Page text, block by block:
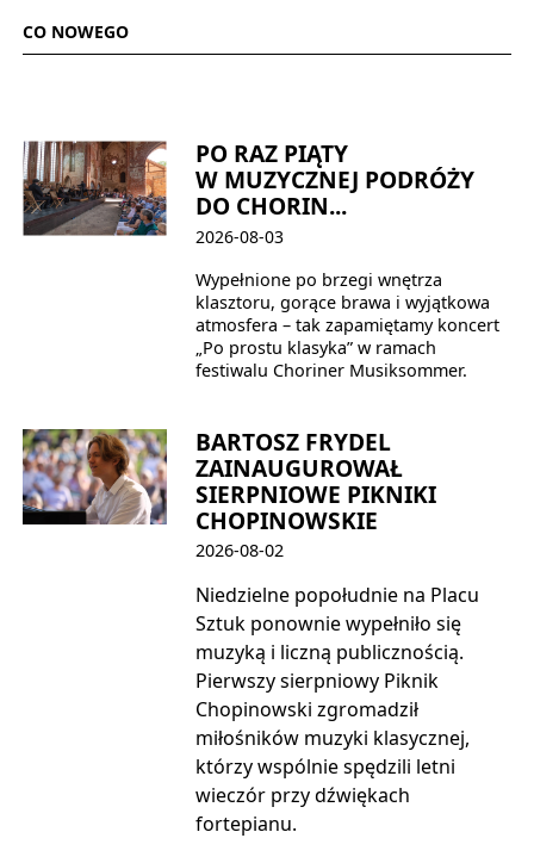
CO NOWEGO
PO RAZ PIĄTY
W MUZYCZNEJ PODRÓŻY
DO CHORIN...
2026-08-03
Wypełnione po brzegi wnętrza
klasztoru, gorące brawa i wyjątkowa
atmosfera – tak zapamiętamy koncert
„Po prostu klasyka” w ramach
festiwalu Choriner Musiksommer.
BARTOSZ FRYDEL
ZAINAUGUROWAŁ
SIERPNIOWE PIKNIKI
CHOPINOWSKIE
2026-08-02
Niedzielne popołudnie na Placu
Sztuk ponownie wypełniło się
muzyką i liczną publicznością.
Pierwszy sierpniowy Piknik
Chopinowski zgromadził
miłośników muzyki klasycznej,
którzy wspólnie spędzili letni
wieczór przy dźwiękach
fortepianu.